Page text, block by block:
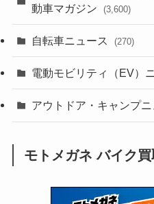
(637)
(118)
(60)
(31)
(51)
(38)
(24)
(16)
(249)
(64)
(16)
(306)
(1,226)
(12)(66)
(1,139)
動車マガジン
(3,600)
(185)
(137)
(72) (126)
自転車ニュース (270)
(54)
(211)
電動モビリティ（EV）
アウトドア・キャンプニ
モトメガネ バイク